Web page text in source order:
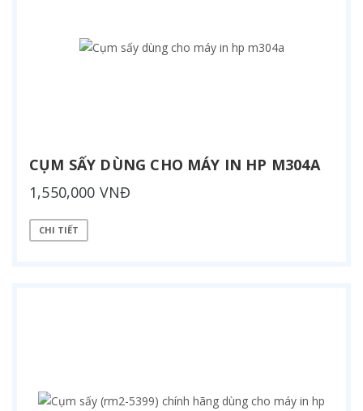
CỤM SẤY DÙNG CHO MÁY IN HP M304A
1,550,000 VNĐ
CHI TIẾT